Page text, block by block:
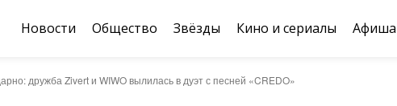
Новости Общество Звёзды Кино и сериалы Афиша
дружба Zivert и WIWO вылилась в дуэт с песней «CREDO»